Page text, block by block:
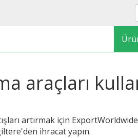
araçları
artırmak için
ihracat yapın.